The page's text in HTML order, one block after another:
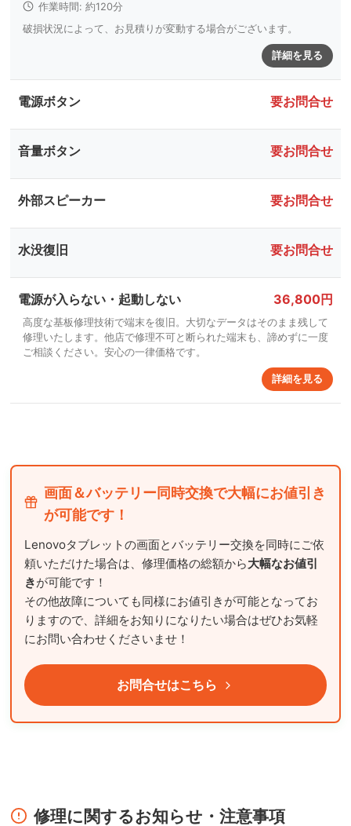
作業時間: 約120分
破損状況によって、お見積りが変動する場合がございます。
詳細を見る
電源ボタン 要お問合せ
音量ボタン 要お問合せ
外部スピーカー 要お問合せ
水没復旧 要お問合せ
電源が入らない・起動しない 36,800円
高度な基板修理技術で端末を復旧。大切なデータはそのまま残して
修理いたします。他店で修理不可と断られた端末も、諦めずに一度
ご相談ください。安心の一律価格です。
詳細を見る
画面＆バッテリー同時交換で大幅にお値引き
が可能です！
Lenovoタブレットの画面とバッテリー交換を同時にご依
頼いただけた場合は、修理価格の総額から大幅なお値引
きが可能です！
その他故障についても同様にお値引きが可能となってお
りますので、詳細をお知りになりたい場合はぜひお気軽
にお問い合わせくださいませ！
お問合せはこちら
修理に関するお知らせ・注意事項